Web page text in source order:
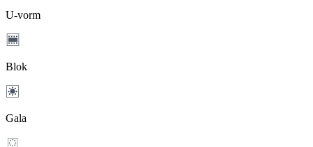
U-vorm
Blok
Gala